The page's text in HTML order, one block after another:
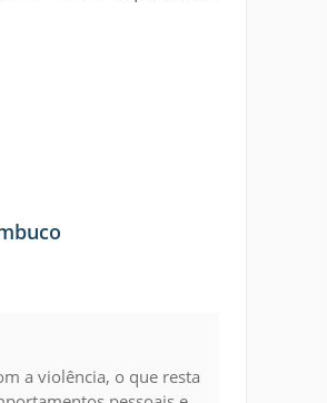
a violência, o que resta